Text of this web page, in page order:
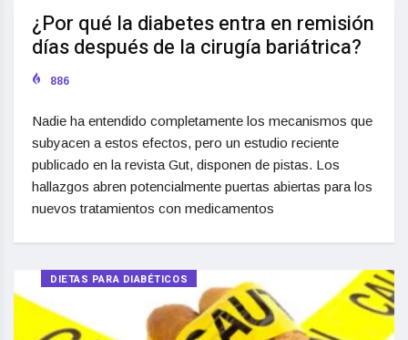
¿Por qué la diabetes entra en remisión
días después de la cirugía bariátrica?
886
Nadie ha entendido completamente los mecanismos que
subyacen a estos efectos, pero un estudio reciente
publicado en la revista Gut, disponen de pistas. Los
hallazgos abren potencialmente puertas abiertas para los
nuevos tratamientos con medicamentos
DIETAS PARA DIABÉTICOS